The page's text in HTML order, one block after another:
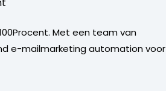
Met een team van
e-mailmarketing automation voor